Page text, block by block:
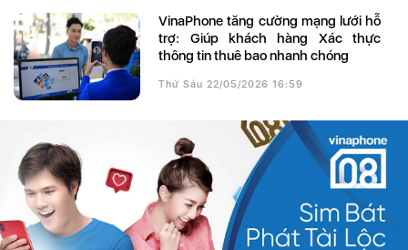
VinaPhone tăng cường mạng lưới hỗ
trợ: Giúp khách hàng Xác thực
thông tin thuê bao nhanh chóng
Thứ Sáu 22/05/2026 16:59